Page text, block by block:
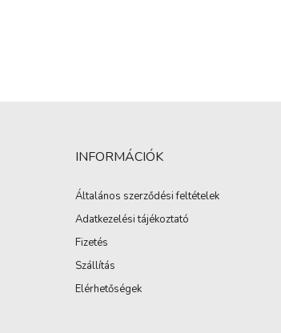
INFORMÁCIÓK
Általános szerződési feltételek
Adatkezelési tájékoztató
Fizetés
Szállítás
Elérhetőségek